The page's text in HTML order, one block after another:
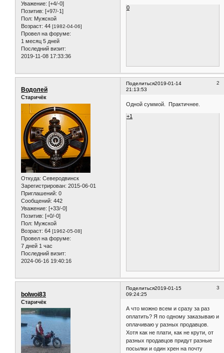
Уважение: [+4/-0]
Позитив: [+97/-1]
Пол: Мужской
Возраст: 44 [1982-04-06]
Провел на форуме:
1 месяц 5 дней
Последний визит:
2019-11-08 17:33:36
0
Поделиться 2
2019-01-14
21:13:53
Водолей
Старичёк
Откуда: Северодвинск
Зарегистрирован: 2015-06-01
Приглашений: 0
Сообщений: 442
Уважение: [+33/-0]
Позитив: [+0/-0]
Пол: Мужской
Возраст: 64 [1962-05-08]
Провел на форуме:
7 дней 1 час
Последний визит:
2024-06-16 19:40:16
Одной суммой. Практичнее.
+1
Поделиться 3
2019-01-15
09:24:25
bolwoi83
Старичёк
А что можно всем и сразу за раз
оплатить? Я по одному заказываю и
оплачиваю у разных продавцов.
Хотя как не плати, как не крути, от
разных продавцов придут разные
посылки и один хрен на почту